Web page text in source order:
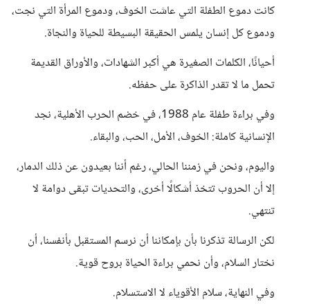
كانت دموع الطفلة التي عاشت الخوف، ودموع المرأة التي نجت،
ودموع كل إنسان يلمس الحقيقة البسيطة للحياة والنجاة.
أحيانًا، الكلمات الصغيرة هي أكبر الشهادات، والأوراق القديمة
تحمل ما لا تقدر الذاكرة على حفظه.
وفي براءة طفلة عام 1988، في خضم الحرب الأهلية، نجد
الإنسانية كاملة: الخوف، الأمل، الحب، والبقاء.
واليوم، ونحن في زمننا الحالي، رغم أننا بعيدون عن ذلك الدمار،
إلا أن الحروب تتخذ أشكالًا أخرى، والتحديات تبقى دوامة لا
تنتهي.
لكن الرسالة تذكرنا بأن بإمكاننا أن نرسم المستقبل بأنفسنا، أن
نختار السلام، وأن نحمي براءة الحياة بروح قوية.
وفي النهاية، سلام الأقوياء لا الاستسلام.